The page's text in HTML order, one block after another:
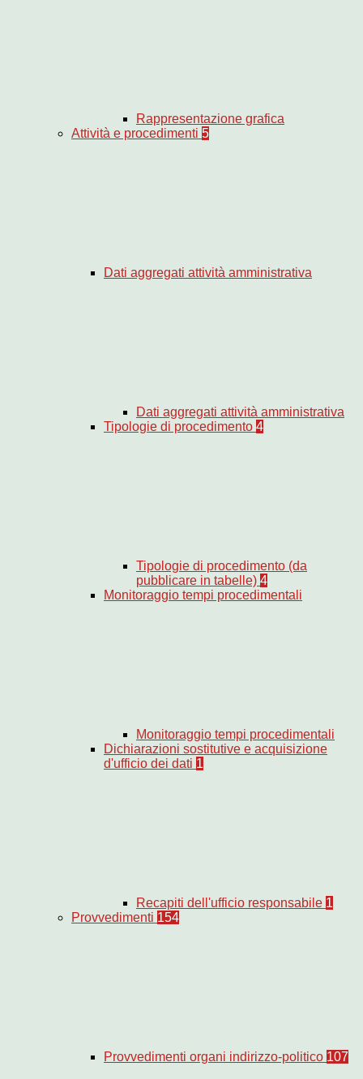
Rappresentazione grafica
Attività e procedimenti 5
Dati aggregati attività amministrativa
Dati aggregati attività amministrativa
Tipologie di procedimento 4
Tipologie di procedimento (da
pubblicare in tabelle) 4
Monitoraggio tempi procedimentali
Monitoraggio tempi procedimentali
Dichiarazioni sostitutive e acquisizione
d'ufficio dei dati 1
Recapiti dell'ufficio responsabile 1
Provvedimenti 154
Provvedimenti organi indirizzo-politico 107